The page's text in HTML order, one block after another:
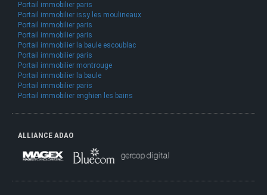
Portail immobilier paris
Portail immobilier issy les moulineaux
Portail immobilier paris
Portail immobilier paris
Portail immobilier la baule escoublac
Portail immobilier paris
Portail immobilier montrouge
Portail immobilier la baule
Portail immobilier paris
Portail immobilier enghien les bains
ALLIANCE ADAO